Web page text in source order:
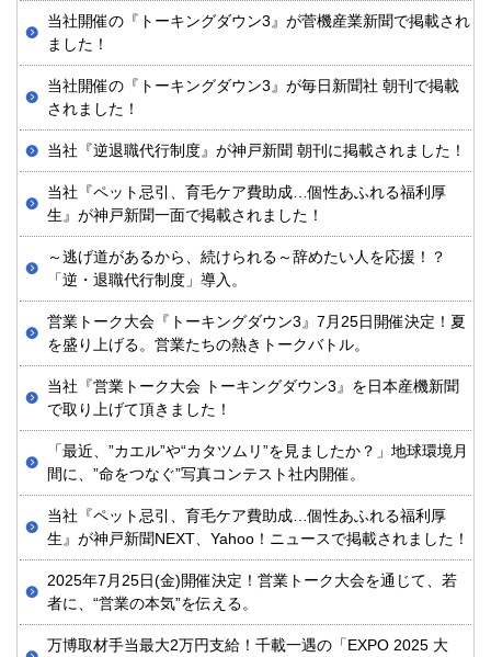
当社開催の『トーキングダウン3』が菅機産業新聞で掲載され
ました！
当社開催の『トーキングダウン3』が毎日新聞社 朝刊で掲載
されました！
当社『逆退職代行制度』が神戸新聞 朝刊に掲載されました！
当社『ペット忌引、育毛ケア費助成…個性あふれる福利厚
生』が神戸新聞一面で掲載されました！
～逃げ道があるから、続けられる～辞めたい人を応援！？
「逆・退職代行制度」導入。
営業トーク大会『トーキングダウン3』7月25日開催決定！夏
を盛り上げる。営業たちの熱きトークバトル。
当社『営業トーク大会 トーキングダウン3』を日本産機新聞
で取り上げて頂きました！
「最近、”カエル”や“カタツムリ”を見ましたか？」地球環境月
間に、”命をつなぐ”写真コンテスト社内開催。
当社『ペット忌引、育毛ケア費助成…個性あふれる福利厚
生』が神戸新聞NEXT、Yahoo！ニュースで掲載されました！
2025年7月25日(金)開催決定！営業トーク大会を通じて、若
者に、“営業の本気”を伝える。
万博取材手当最大2万円支給！千載一遇の「EXPO 2025 大